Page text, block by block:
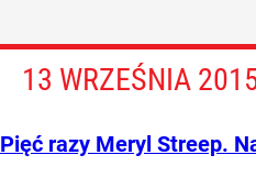
13 WRZEŚNIA
Pięć razy Meryl Streep.